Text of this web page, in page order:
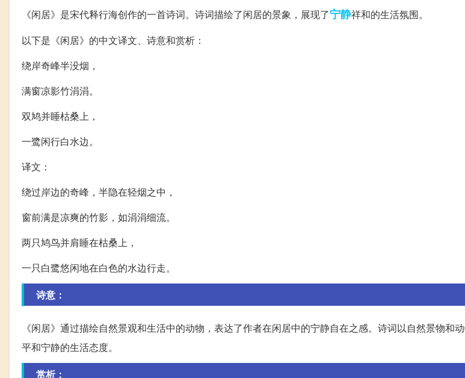
《闲居》是宋代释行海创作的一首诗词。诗词描绘了闲居的景象，展现了宁静祥和的生活氛围。
以下是《闲居》的中文译文、诗意和赏析：
绕岸奇峰半没烟，
满窗凉影竹涓涓。
双鸠并睡枯桑上，
一鹭闲行白水边。
译文：
绕过岸边的奇峰，半隐在轻烟之中，
窗前满是凉爽的竹影，如涓涓细流。
两只鸠鸟并肩睡在枯桑上，
一只白鹭悠闲地在白色的水边行走。
诗意：
《闲居》通过描绘自然景观和生活中的动物，表达了作者在闲居中的宁静自在之感。诗词以自然景物和
平和宁静的生活态度。
赏析：